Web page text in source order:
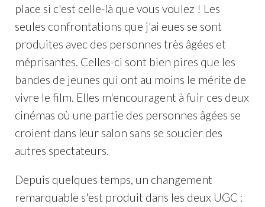
place si c'est celle-là que vous voulez ! Les
seules confrontations que j'ai eues se sont
produites avec des personnes très âgées et
méprisantes. Celles-ci sont bien pires que les
bandes de jeunes qui ont au moins le mérite de
vivre le film. Elles m'encouragent à fuir ces deux
cinémas où une partie des personnes âgées se
croient dans leur salon sans se soucier des
autres spectateurs.
Depuis quelques temps, un changement
remarquable s'est produit dans les deux UGC :